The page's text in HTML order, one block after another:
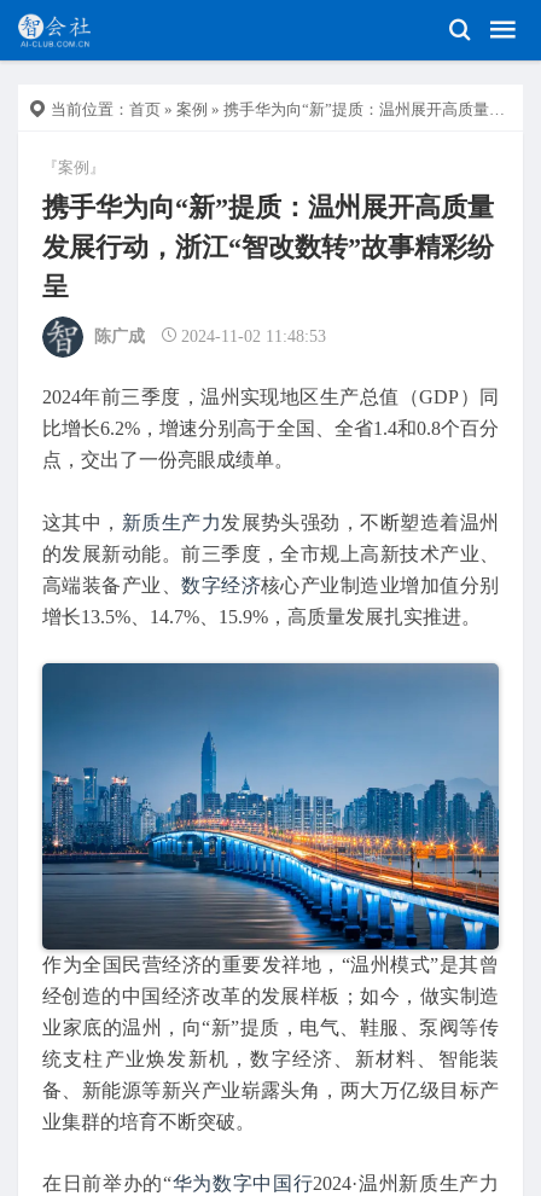
当前位置： 首页 » 案例 » 携手华为向“新”提质：温州展开高质量发展行动，浙江“智改数转”故事精彩纷呈
『案例』
携手华为向“新”提质：温州展开高质量
发展行动，浙江“智改数转”故事精彩纷
呈
陈广成 2024-11-02 11:48:53
2024年前三季度，温州实现地区生产总值（GDP）同
比增长6.2%，增速分别高于全国、全省1.4和0.8个百分
点，交出了一份亮眼成绩单。
这其中， 新质生产力发展势头强劲，不断塑造着温州
的发展新动能。前三季度，全市规上高新技术产业、
高端装备产业、数字经济核心产业制造业增加值分别
增长13.5%、14.7%、15.9%，高质量发展扎实推进。
作为全国民营经济的重要发祥地，“温州模式”是其曾
经创造的中国经济改革的发展样板；如今，做实制造
业家底的温州，向“新”提质，电气、鞋服、泵阀等传
统支柱产业焕发新机，数字经济、新材料、智能装
备、新能源等新兴产业崭露头角，两大万亿级目标产
业集群的培育不断突破。
在日前举办的“华为数字中国行2024·温州新质生产力